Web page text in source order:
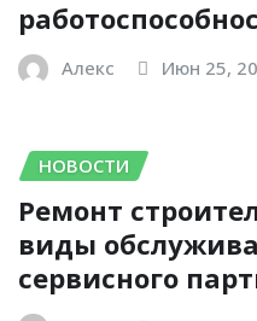
Алекс Июн 25,
НОВОСТИ
Ремонт
виды
сервисного